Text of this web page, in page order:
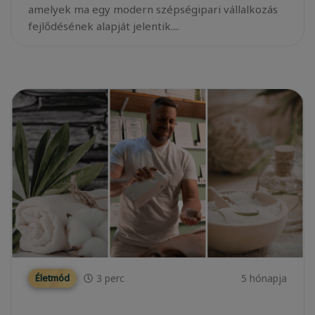
amelyek ma egy modern szépségipari vállalkozás
fejlődésének alapját jelentik....
Életmód 3 perc 5 hónapja